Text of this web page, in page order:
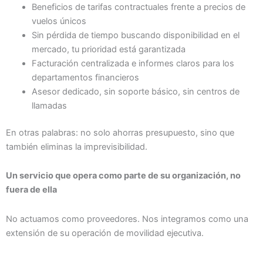
Beneficios de tarifas contractuales frente a precios de
vuelos únicos
Sin pérdida de tiempo buscando disponibilidad en el
mercado, tu prioridad está garantizada
Facturación centralizada e informes claros para los
departamentos financieros
Asesor dedicado, sin soporte básico, sin centros de
llamadas
En otras palabras: no solo ahorras presupuesto, sino que
también eliminas la imprevisibilidad.
Un servicio que opera como parte de su organización, no
fuera de ella
No actuamos como proveedores. Nos integramos como una
extensión de su operación de movilidad ejecutiva.